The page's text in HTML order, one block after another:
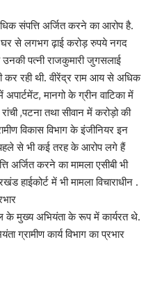
संपत्ति अर्जित करने का आरोप है.
घर से लगभग ढ़ाई करोड़ रुपये नगद
पत्नी राजकुमारी जुगसलाई
कर रही थी. वीरेंद्र राम आय से अधिक
मानगो के ग्रीन वाटिका में
,पटना तथा सीवान में करोड़ो की
विकास विभाग के इंजीनियर इन
से भी कई तरह के आरोप लगे हैं
करने का मामला एसीबी भी
हाईकोर्ट में भी मामला विचाराधीन .
के मुख्य अभियंता के रूप में कार्यरत थे.
ग्रामीण कार्य विभाग का प्रभार